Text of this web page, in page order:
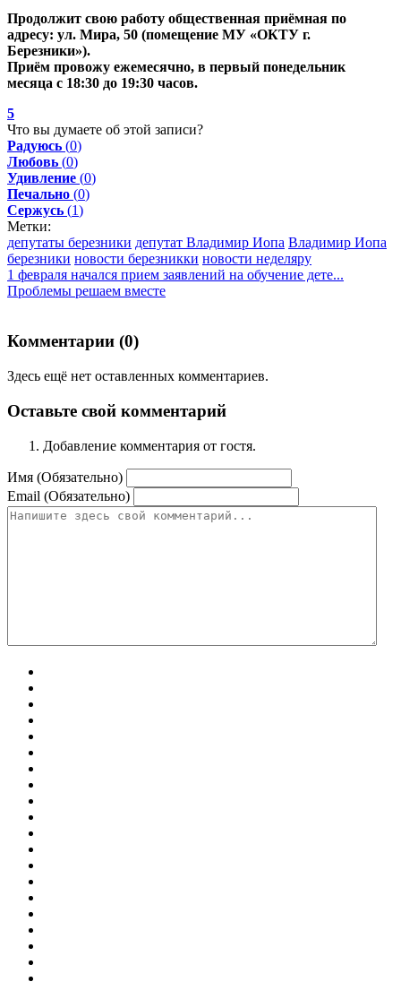
Продолжит свою работу общественная приёмная по
адресу: ул. Мира, 50 (помещение МУ «ОКТУ г.
Березники»).
Приём провожу ежемесячно, в первый понедельник
месяца с 18:30 до 19:30 часов.
5
Что вы думаете об этой записи?
Радуюсь (0)
Любовь (0)
Удивление (0)
Печально (0)
Сержусь (1)
Метки:
депутаты березники депутат Владимир Иопа Владимир Иопа
березники новости березникки новости неделяру
1 февраля начался прием заявлений на обучение дете...
Проблемы решаем вместе
Комментарии (0)
Здесь ещё нет оставленных комментариев.
Оставьте свой комментарий
Добавление комментария от гостя.
Имя (Обязательно)
Email (Обязательно)